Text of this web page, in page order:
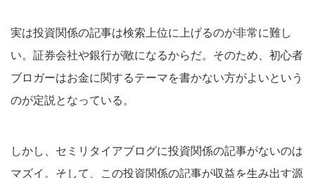
実は投資関係の記事は検索上位に上げるのが非常に難し
い。証券会社や銀行が敵になるからだ。そのため、初心者
ブロガーはお金に関するテーマを書かない方がよいという
のが定説となっている。
しかし、セミリタイアブログに投資関係の記事がないのは
マズイ。そして、この投資関係の記事が収益を生み出す源